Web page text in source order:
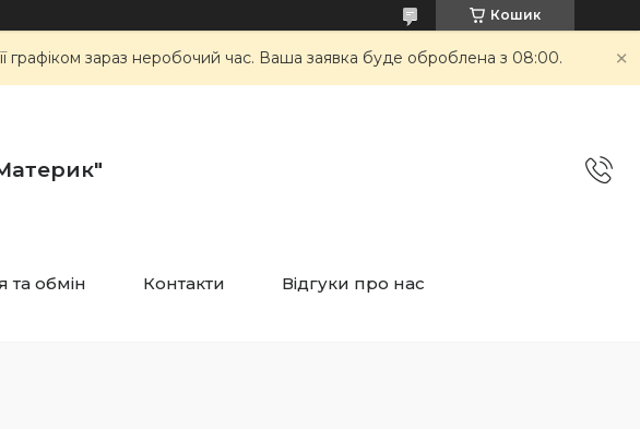
Кошик
графіком зараз неробочий час. Ваша заявка буде оброблена з 08:00.
та обмін Контакти Відгуки про нас